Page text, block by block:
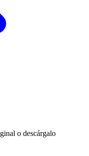
o descárgalo